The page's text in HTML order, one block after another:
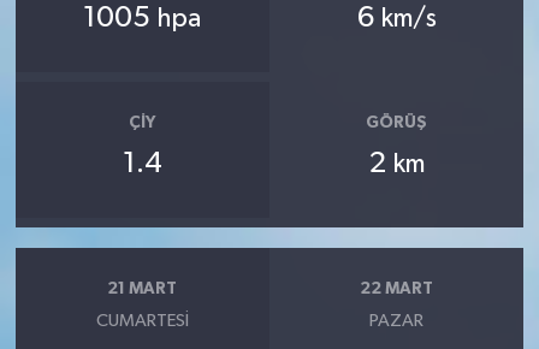
1005 hpa 6 km/s
ÇIY
1.4
GÖRÜŞ
2 km
21 MART
CUMARTESI
22 MART
PAZAR